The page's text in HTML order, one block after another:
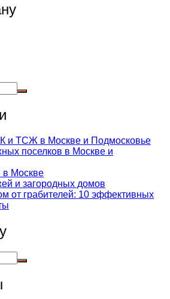
и ТСЖ в Москве и Подмосковье
поселков в Москве и
Москве
и загородных домов
от грабителей: 10 эффективных